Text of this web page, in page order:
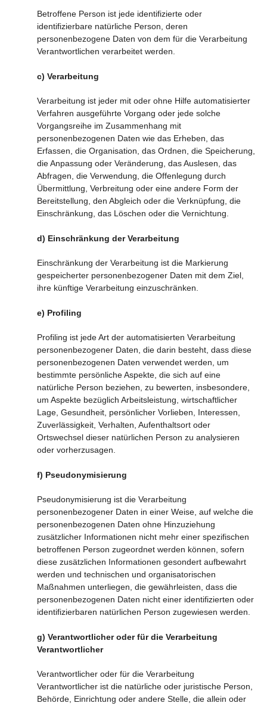
Betroffene Person ist jede identifizierte oder
identifizierbare natürliche Person, deren
personenbezogene Daten von dem für die Verarbeitung
Verantwortlichen verarbeitet werden.
c) Verarbeitung
Verarbeitung ist jeder mit oder ohne Hilfe automatisierter
Verfahren ausgeführte Vorgang oder jede solche
Vorgangsreihe im Zusammenhang mit
personenbezogenen Daten wie das Erheben, das
Erfassen, die Organisation, das Ordnen, die Speicherung,
die Anpassung oder Veränderung, das Auslesen, das
Abfragen, die Verwendung, die Offenlegung durch
Übermittlung, Verbreitung oder eine andere Form der
Bereitstellung, den Abgleich oder die Verknüpfung, die
Einschränkung, das Löschen oder die Vernichtung.
d) Einschränkung der Verarbeitung
Einschränkung der Verarbeitung ist die Markierung
gespeicherter personenbezogener Daten mit dem Ziel,
ihre künftige Verarbeitung einzuschränken.
e) Profiling
Profiling ist jede Art der automatisierten Verarbeitung
personenbezogener Daten, die darin besteht, dass diese
personenbezogenen Daten verwendet werden, um
bestimmte persönliche Aspekte, die sich auf eine
natürliche Person beziehen, zu bewerten, insbesondere,
um Aspekte bezüglich Arbeitsleistung, wirtschaftlicher
Lage, Gesundheit, persönlicher Vorlieben, Interessen,
Zuverlässigkeit, Verhalten, Aufenthaltsort oder
Ortswechsel dieser natürlichen Person zu analysieren
oder vorherzusagen.
f) Pseudonymisierung
Pseudonymisierung ist die Verarbeitung
personenbezogener Daten in einer Weise, auf welche die
personenbezogenen Daten ohne Hinzuziehung
zusätzlicher Informationen nicht mehr einer spezifischen
betroffenen Person zugeordnet werden können, sofern
diese zusätzlichen Informationen gesondert aufbewahrt
werden und technischen und organisatorischen
Maßnahmen unterliegen, die gewährleisten, dass die
personenbezogenen Daten nicht einer identifizierten oder
identifizierbaren natürlichen Person zugewiesen werden.
g) Verantwortlicher oder für die Verarbeitung
Verantwortlicher
Verantwortlicher oder für die Verarbeitung
Verantwortlicher ist die natürliche oder juristische Person,
Behörde, Einrichtung oder andere Stelle, die allein oder